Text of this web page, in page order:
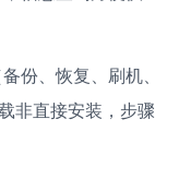
份、恢复、刷机、
非直接安装，步骤